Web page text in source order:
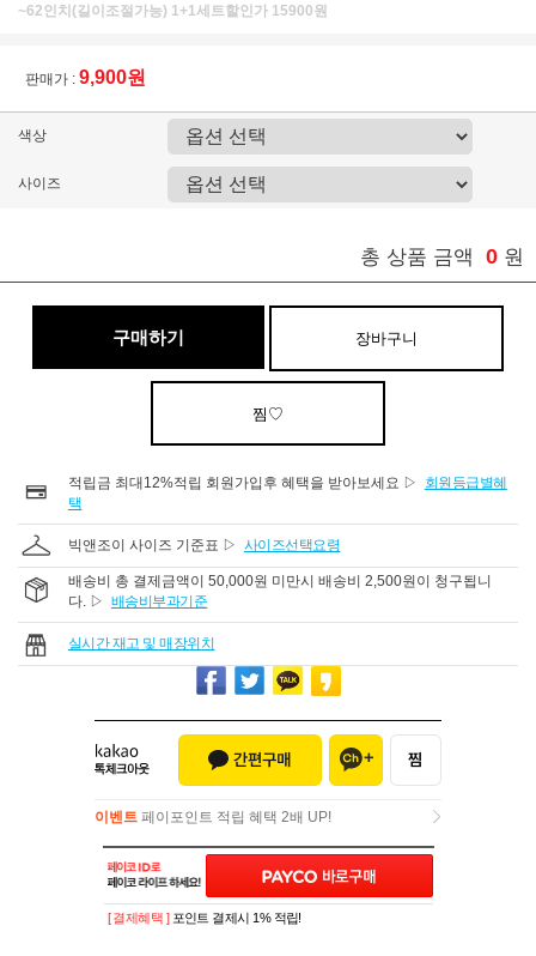
~62인치(길이조절가능) 1+1세트할인가 15900원
판매가 : 9,900원
색상
사이즈
총 상품 금액 0 원
구매하기 장바구니
찜♡
적립금 최대12%적립 회원가입후 혜택을 받아보세요 ▷
회원등급별혜
택
빅앤조이 사이즈 기준표 ▷ 사이즈선택요령
배송비 총 결제금액이 50,000원 미만시 배송비 2,500원이 청구됩니
다. ▷ 배송비부과기준
실시간 재고 및 매장위치
이벤트 페이포인트 적립 혜택 2배 UP!
이벤트페이포인트 적립 혜택 2배 UP!
[ 결제혜택 ] 포인트 결제시 1% 적립!